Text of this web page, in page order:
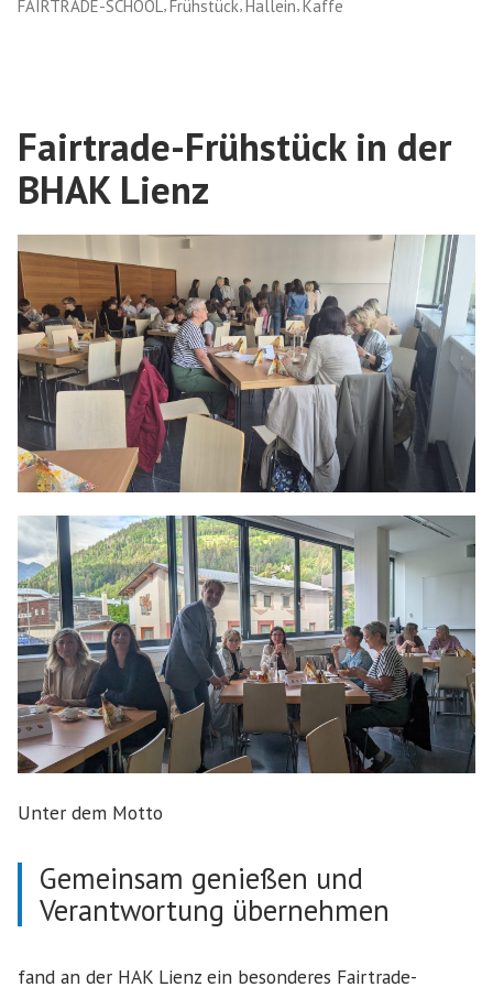
FAIRTRADE-SCHOOL ,Frühstück,Hallein,Kaffe
Fairtrade-Frühstück in der
BHAK Lienz
Unter dem Motto
Gemeinsam genießen und
Verantwortung übernehmen
fand an der HAK Lienz ein besonderes Fairtrade-